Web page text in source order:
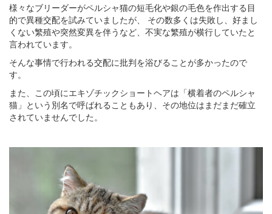
様々なブリーダーがペルシャ猫の短毛化や銀の毛色を作出する目
的で異種交配を試みていましたが、 その数多くは失敗し、好まし
くない繁殖や突然変異を伴うなど、不実な繁殖が横行していたと
言われています。
そんな事情で行われる交配に批判を浴びることが多かったので
す。
また、この頃にエキゾチックショートヘアは「横着者のペルシャ
猫」という別名で呼ばれることもあり、その地位はまだまだ確立
されていませんでした。